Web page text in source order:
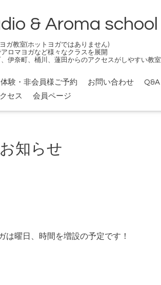
& Aroma school
ガ教室(ホットヨガではありません)
ロマヨガなど様々なクラスを展開
伊奈町、桶川、蓮田からのアクセスがしやすい教室
体験・非会員様ご予約 お問い合わせ Q&A
セス
会員ページ
お知らせ
は曜日、時間を増設の予定です！